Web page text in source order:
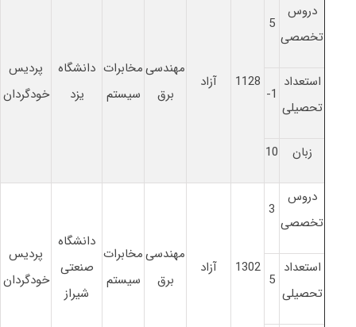
دروس
تخصصی
5
1128 آزاد
مهندسی
برق
مخابرات
سیستم
دانشگاه
یزد
پردیس
خودگردان
استعداد
تحصیلی
1-
زبان 10
دروس
تخصصی
3
1302 آزاد
مهندسی
برق
مخابرات
سیستم
دانشگاه
صنعتی
شیراز
پردیس
خودگردان
استعداد
تحصیلی
5